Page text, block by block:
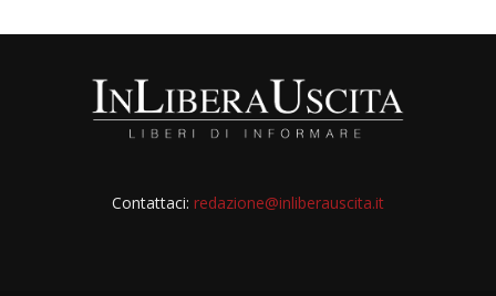
Contattaci: redazione@inliberauscita.it